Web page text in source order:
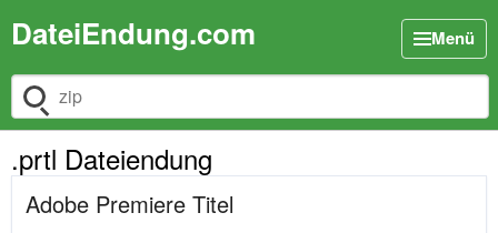
DateiEndung.com Menü
Dateiendung suchen
.prtl Dateiendung
Adobe Premiere Titel